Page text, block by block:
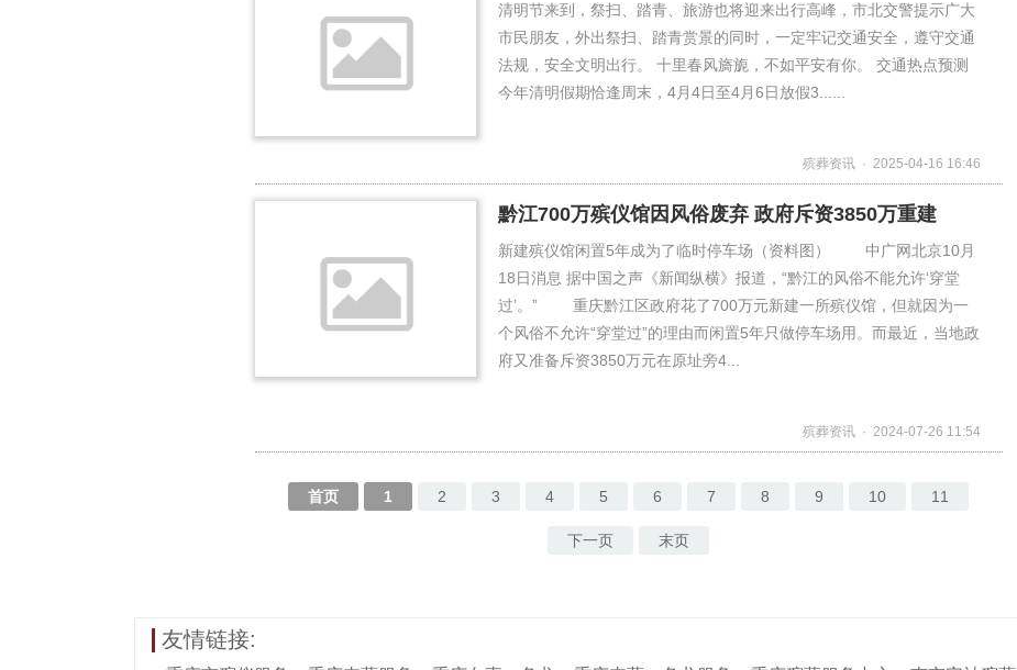
清明节来到，祭扫、踏青、旅游也将迎来出行高峰，市北交警提示广大
市民朋友，外出祭扫、踏青赏景的同时，一定牢记交通安全，遵守交通
法规，安全文明出行。 十里春风旖旎，不如平安有你。 交通热点预测
今年清明假期恰逢周末，4月4日至4月6日放假3......
殡葬资讯 · 2025-04-16 16:46
黔江700万殡仪馆因风俗废弃 政府斥资3850万重建
新建殡仪馆闲置5年成为了临时停车场（资料图） 中广网北京10月
18日消息 据中国之声《新闻纵横》报道，“黔江的风俗不能允许‘穿堂
过’。” 重庆黔江区政府花了700万元新建一所殡仪馆，但就因为一
个风俗不允许“穿堂过”的理由而闲置5年只做停车场用。而最近，当地政
府又准备斥资3850万元在原址旁4...
殡葬资讯 · 2024-07-26 11:54
首页 1 2 3 4 5 6 7 8 9 10 11
下一页 末页
友情链接: